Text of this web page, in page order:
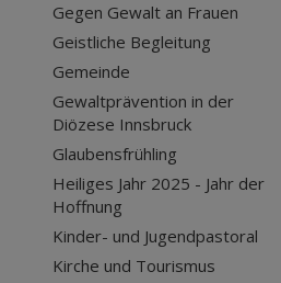
Gegen Gewalt an Frauen
Geistliche Begleitung
Gemeinde
Gewaltprävention in der
Diözese Innsbruck
Glaubensfrühling
Heiliges Jahr 2025 - Jahr der
Hoffnung
Kinder- und Jugendpastoral
Kirche und Tourismus